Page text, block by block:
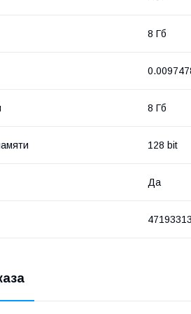
8 Гб
8 Гб
128 bit
Да